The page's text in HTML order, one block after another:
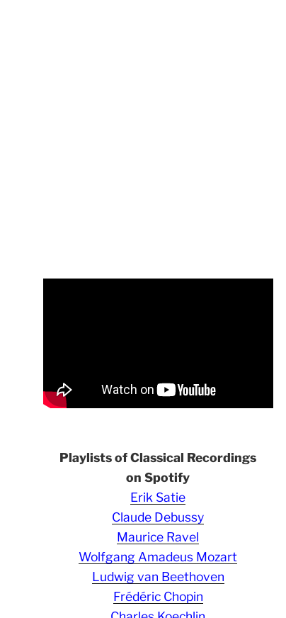
Playlists of Classical Recordings
on Spotify
Erik Satie
Claude Debussy
Maurice Ravel
Wolfgang Amadeus Mozart
Ludwig van Beethoven
Frédéric Chopin